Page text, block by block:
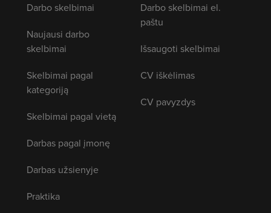
Darbo skelbimai
Naujausi darbo
skelbimai
Skelbimai pagal
kategoriją
Skelbimai pagal vietą
Darbas pagal įmonę
Darbas užsienyje
Praktika
Darbo skelbimai el.
paštu
Išsaugoti skelbimai
CV iškėlimas
CV pavyzdys